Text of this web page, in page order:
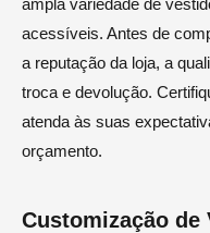
ampla variedade de
acessíveis. Antes de
a reputação da loja, a
troca e devolução.
atenda às suas
orçamento.
Customização de